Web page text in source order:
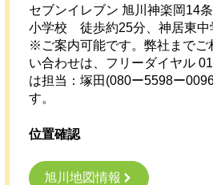
セブンイレブン 旭川神楽岡14
小学校 徒歩約25分、神居東
※ご案内可能です。弊社までご
い合わせは、フリーダイヤル
は担当：塚田(080ー5598ー
す。
位置確認
旭川地図情報